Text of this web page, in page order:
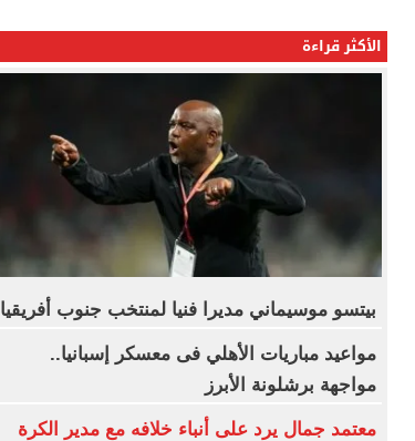
الأكثر قراءة
بيتسو موسيماني مديرا فنيا لمنتخب جنوب أفريقيا
مواعيد مباريات الأهلي فى معسكر إسبانيا..
مواجهة برشلونة الأبرز
معتمد جمال يرد على أنباء خلافه مع مدير الكرة